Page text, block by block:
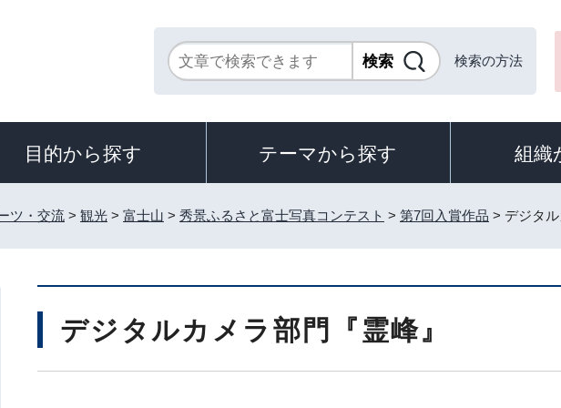
検索の方法
目的から探す テーマから探す 組織
ツ・交流 > 観光 > 富士山 > 秀景ふるさと富士写真コンテスト > 第7回入賞作品 > デジタル
デジタルカメラ部門『霊峰』